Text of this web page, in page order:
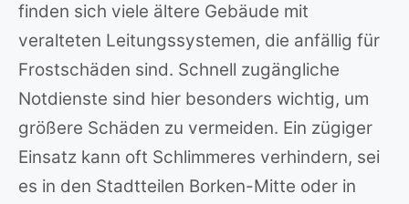
finden sich viele ältere Gebäude mit
veralteten Leitungssystemen, die anfällig für
Frostschäden sind. Schnell zugängliche
Notdienste sind hier besonders wichtig, um
größere Schäden zu vermeiden. Ein zügiger
Einsatz kann oft Schlimmeres verhindern, sei
es in den Stadtteilen Borken-Mitte oder in